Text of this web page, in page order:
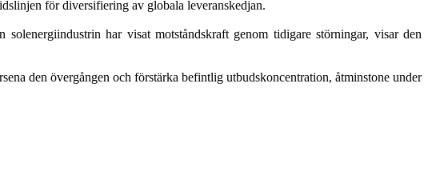
för diversifiering av globala leveranskedjan.
har visat motståndskraft genom tidigare störningar, visar den
den övergången och förstärka befintlig utbudskoncentration, åtminstone under